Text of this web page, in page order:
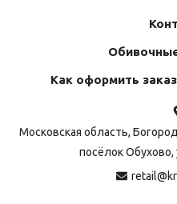
Как оформить
Московская область,
посёлок Обухово,